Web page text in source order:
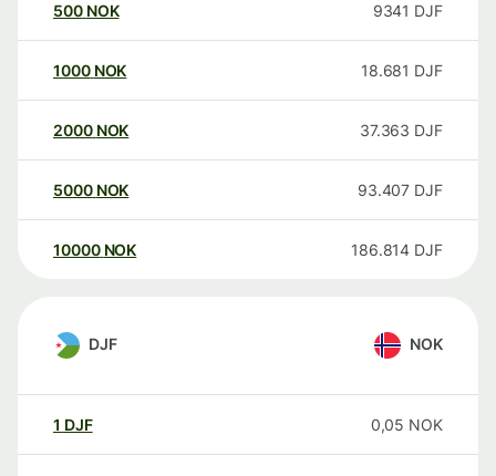
500 NOK 9341 DJF
1000 NOK 18.681 DJF
2000 NOK 37.363 DJF
5000 NOK 93.407 DJF
10000 NOK 186.814 DJF
DJF NOK
1 DJF 0,05 NOK